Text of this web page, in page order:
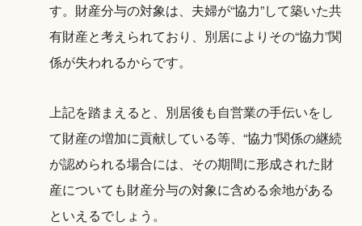
す。財産分与の対象は、夫婦が“協力”して築いた共
有財産と考えられており、別居によりその“協力”関
係が失われるからです。
上記を踏まえると、別居後も自営業の手伝いをし
て財産の増加に貢献している等、“協力”関係の継続
が認められる場合には、その期間に形成された財
産についても財産分与の対象に含める余地がある
といえるでしょう。